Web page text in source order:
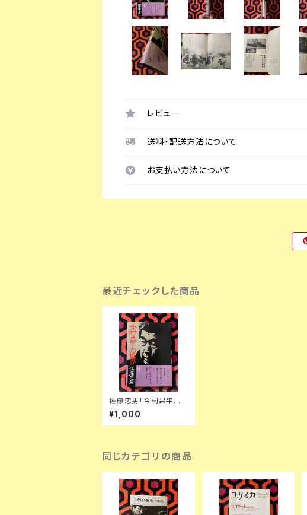
レビュー
送料・配送方法について
お支払い方法について
最近チェックした商品
佐藤忠男「今村昌平の
世界」初版 帯付き 学陽
書房
¥1,000
同じカテゴリの商品